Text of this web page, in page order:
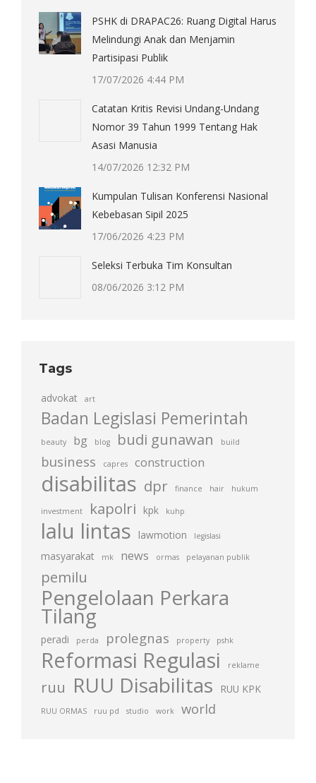
PSHK di DRAPAC26: Ruang Digital Harus
Melindungi Anak dan Menjamin
Partisipasi Publik
17/07/2026 4:44 PM
Catatan Kritis Revisi Undang-Undang
Nomor 39 Tahun 1999 Tentang Hak
Asasi Manusia
14/07/2026 12:32 PM
Kumpulan Tulisan Konferensi Nasional
Kebebasan Sipil 2025
17/06/2026 4:23 PM
Seleksi Terbuka Tim Konsultan
08/06/2026 3:12 PM
Tags
advokat art
Badan Legislasi Pemerintah
beauty bg blog budi gunawan build
business capres construction
disabilitas dpr finance hair hukum
investment kapolri kpk kuhp
lalu lintas lawmotion legislasi
masyarakat mk news ormas pelayanan publik
pemilu
Pengelolaan Perkara
Tilang
peradi perda prolegnas property pshk
Reformasi Regulasi reklame
ruu RUU Disabilitas RUU KPK
RUU ORMAS ruu pd studio work world